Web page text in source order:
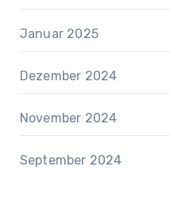
Januar 2025
Dezember 2024
November 2024
September 2024